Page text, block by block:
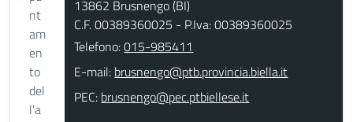
nt
am
en
to
del
l'a
13862 Brusnengo (BI)
C.F. 00389360025 - P.Iva: 00389360025
Telefono:015-985411
E-mail:
PEC: